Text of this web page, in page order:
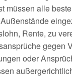
müssen alle
Rente, zu
gegen
oder